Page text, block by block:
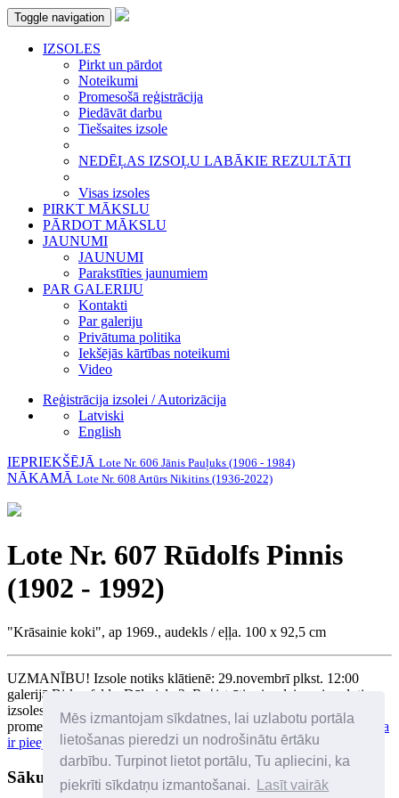
Mēs izmantojam sīkdatnes, lai uzlabotu portāla
lietošanas pieredzi un nodrošinātu ērtāku
darbību. Turpinot lietot portālu, Tu apliecini, ka
piekrīti sīkdatņu izmantošanai.
Lasīt vairāk
Toggle navigation
IZSOLES
Pirkt un pārdot
Noteikumi
Promesošā reģistrācija
Piedāvāt darbu
Tiešsaites izsole
NEDĒĻAS IZSOĻU LABĀKIE REZULTĀTI
Visas izsoles
PIRKT MĀKSLU
PĀRDOT MĀKSLU
JAUNUMI
JAUNUMI
Parakstīties jaunumiem
PAR GALERIJU
Kontakti
Par galeriju
Privātuma politika
Iekšējās kārtības noteikumi
Video
Reģistrācija izsolei / Autorizācija
Latviski
English
IEPRIEKŠĒJĀ Lote Nr. 606 Jānis Pauļuks (1906 - 1984)
NĀKAMĀ Lote Nr. 608 Artūrs Nikitins (1936-2022)
Lote Nr. 607 Rūdolfs Pinnis
(1902 - 1992)
"Krāsainie koki", ap 1969., audekls / eļļa. 100 x 92,5 cm
UZMANĪBU! Izsole notiks klātienē: 29.novembrī plkst. 12:00
galerijā Birkenfelds, Dēļu iela 2. Reģistrēties izsolei var ierodoties
izsoles dienā. Tie, kuri nevar ierasties personīgi var reģistrēties, kā
promesošie pircēji un solīt telefoniski. Promesošo pircēju reģistrācija
ir pieejama šeit
Sākuma cena: 5500 €